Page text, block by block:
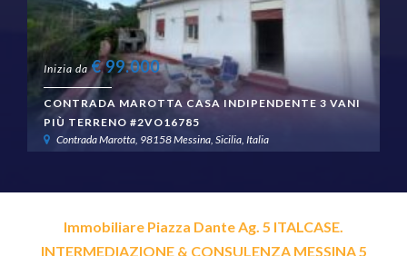
Inizia da€99.000
CONTRADA MAROTTA CASA INDIPENDENTE 3 VANI
PIÙ TERRENO #2VO16785
Contrada Marotta, 98158 Messina, Sicilia, Italia
Immobiliare Piazza Dante Ag. 5 ITALCASE.
INTERMEDIAZIONE & CONSULENZA MESSINA 5